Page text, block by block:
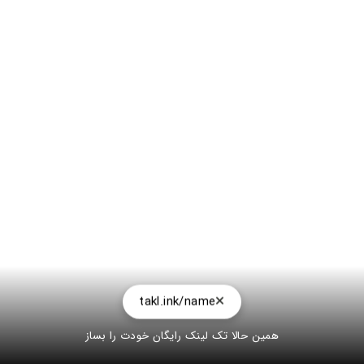
takl.ink/name
همین حالا تک لینک رایگان خودت را بساز